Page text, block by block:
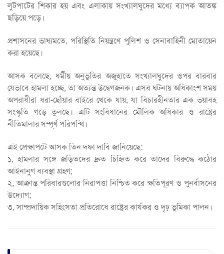
লুটপাটের শিকার হয় এবং এলাকায় সংখ্যালঘুদের মধ্যে ব্যাপক আতঙ্ক
ছড়িয়ে পড়ে।
প্রশাসনের ভাষ্যমতে, পরিস্থিতি নিয়ন্ত্রণে পুলিশ ও সেনাবাহিনী মোতায়েন
করা হয়েছে।
আসক বলেছে, ধর্মীয় অনুভূতির অজুহাতে সংখ্যালঘুদের ওপর বারবার
যেভাবে হামলা হচ্ছে, তা অত্যন্ত উদ্বেগজনক। এসব ঘটনায় অধিকাংশ সময়
অপরাধীরা ধরা-ছোঁয়ার বাইরে থেকে যায়, যা বিচারহীনতার এক ভয়াবহ
সংস্কৃতি গড়ে তুলছে। এটি সংবিধানের মৌলিক অধিকার ও রাষ্ট্রের
নীতিমালার সম্পূর্ণ পরিপন্থি।
এই প্রেক্ষাপটে আসক তিন দফা দাবি জানিয়েছে:
১, হামলার সঙ্গে জড়িতদের দ্রুত চিহ্নিত করে তাদের বিরুদ্ধে কঠোর
আইনানুগ ব্যবস্থা গ্রহণ;
২, আক্রান্ত পরিবারগুলোর নিরাপত্তা নিশ্চিত করে ক্ষতিপূরণ ও পুনর্বাসনের
উদ্যোগ;
৩, সাম্প্রদায়িক সহিংসতা প্রতিরোধে রাষ্ট্রের কার্যকর ও দৃঢ় ভূমিকা পালন।